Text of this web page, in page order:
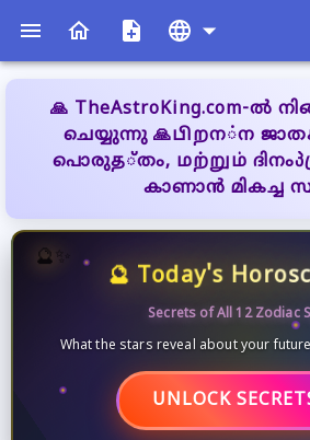
🙏 TheAstroKing.com-ൽ
ചെയ്യുന്നു 🙏பிறന்ന
പൊരുத്തം, மற்றும்
കാണാൻ മികച്ച
🔮✨
🔮 Today's
Secrets of All 12 Zodiac
What the stars reveal about your
UNLOCK